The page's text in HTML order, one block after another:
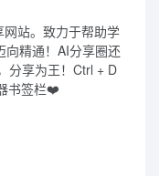
站。致力于帮助学
向精通！AI分享圈还
分享为王！Ctrl + D
书签栏❤️